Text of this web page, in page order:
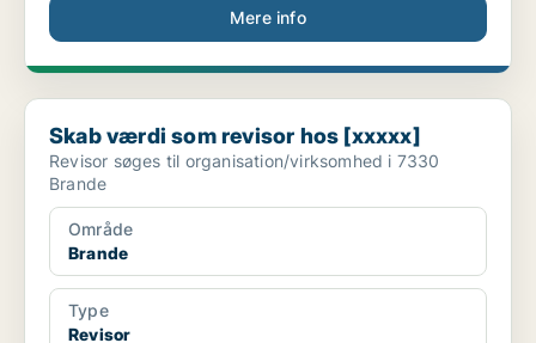
Mere info
Skab værdi som revisor hos [xxxxx]
Skab værdi som revisor hos [xxxxx]
Revisor søges til organisation/virksomhed i 7330
Brande
Område
Brande
Type
Revisor